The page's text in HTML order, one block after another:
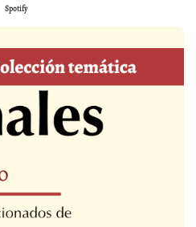
Spotify